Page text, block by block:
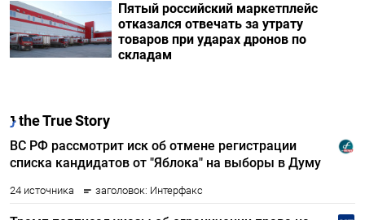
Пятый российский маркетплейс
отказался отвечать за утрату
товаров при ударах дронов по
складам